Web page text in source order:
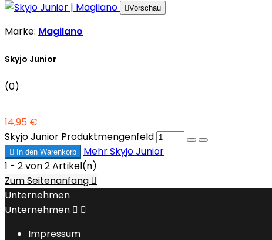
Vorschau
Marke: Magilano
Skyjo Junior
(0)
14,95 €
Skyjo Junior Produktmengenfeld
 In den Warenkorb MehrSkyjo Junior
1 - 2 von 2 Artikel(n)
Zum Seitenanfang 
Unternehmen
Unternehmen  
Impressum